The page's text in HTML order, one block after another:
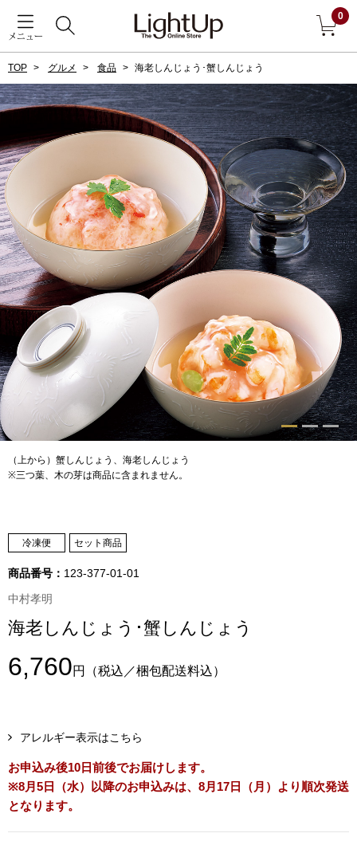
メニュー
0
すべて見る
ダーウェア
アクセサリー
アウター
ジャケット
コート
ブルゾン
トップス
Tシャツ／カッ
TOP グルメ 食品 海老しんじょう･蟹しんじょう
（上から）蟹しんじょう、海老しんじょう
※三つ葉、木の芽は商品に含まれません。
冷凍便 セット商品
商品番号： 123-377-01-01
中村孝明
海老しんじょう･蟹しんじょう
6,760円 （税込／梱包配送料込）
アレルギー表示はこちら
お申込み後10日前後でお届けします。
※8月5日（水）以降のお申込みは、8月17日（月）より順次発送
となります。